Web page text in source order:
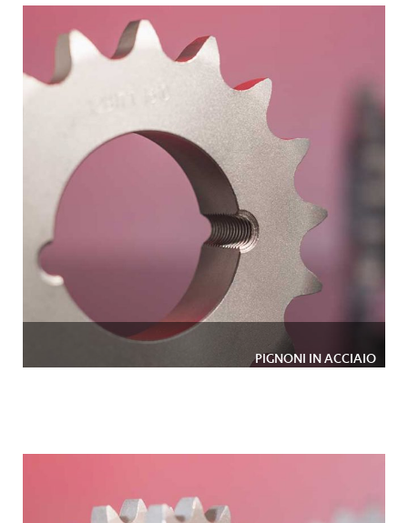
PIGNONI IN ACCIAIO